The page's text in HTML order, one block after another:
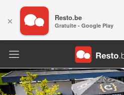
× Resto.be
Gratuite - Google Play